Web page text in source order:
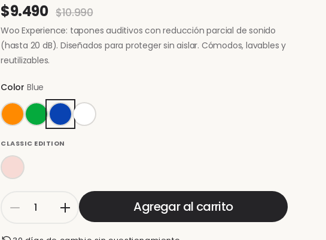
$9.490 $10.990
Woo Experience: tapones auditivos con reducción parcial de sonido
(hasta 20 dB). Diseñados para proteger sin aislar. Cómodos, lavables y
reutilizables.
Color Blue
CLASSIC EDITION
Agregar al carrito